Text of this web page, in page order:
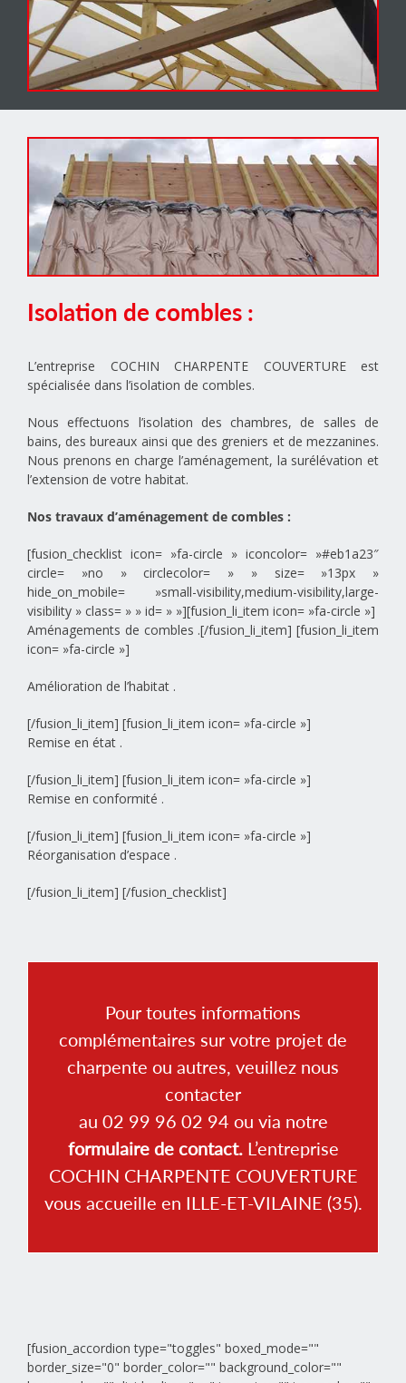
Isolation de combles :
L’entreprise COCHIN CHARPENTE COUVERTURE est
spécialisée dans l’isolation de combles.
Nous effectuons l’isolation des chambres, de salles de
bains, des bureaux ainsi que des greniers et de mezzanines.
Nous prenons en charge l’aménagement, la surélévation et
l’extension de votre habitat.
Nos travaux d’aménagement de combles :
[fusion_checklist icon= »fa-circle » iconcolor= »#eb1a23″
circle= »no » circlecolor= » » size= »13px »
hide_on_mobile= »small-visibility,medium-visibility,large-
visibility » class= » » id= » »][fusion_li_item icon= »fa-circle »]
Aménagements de combles .[/fusion_li_item] [fusion_li_item
icon= »fa-circle »]
Amélioration de l’habitat .
[/fusion_li_item] [fusion_li_item icon= »fa-circle »]
Remise en état .
[/fusion_li_item] [fusion_li_item icon= »fa-circle »]
Remise en conformité .
[/fusion_li_item] [fusion_li_item icon= »fa-circle »]
Réorganisation d’espace .
[/fusion_li_item] [/fusion_checklist]
Pour toutes informations
complémentaires sur votre projet de
charpente ou autres, veuillez nous
contacter
au 02 99 96 02 94 ou via notre
formulaire de contact. L’entreprise
COCHIN CHARPENTE COUVERTURE
vous accueille en ILLE-ET-VILAINE (35).
[fusion_accordion type="toggles" boxed_mode=""
border_size="0" border_color="" background_color=""